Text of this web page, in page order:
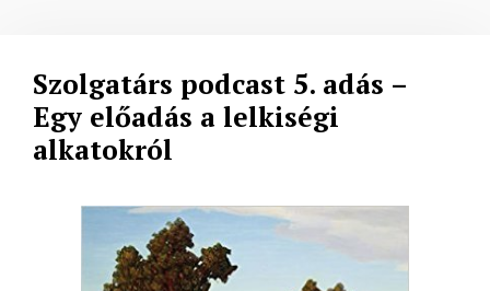
Szolgatárs podcast 5. adás –
Egy előadás a lelkiségi
alkatokról